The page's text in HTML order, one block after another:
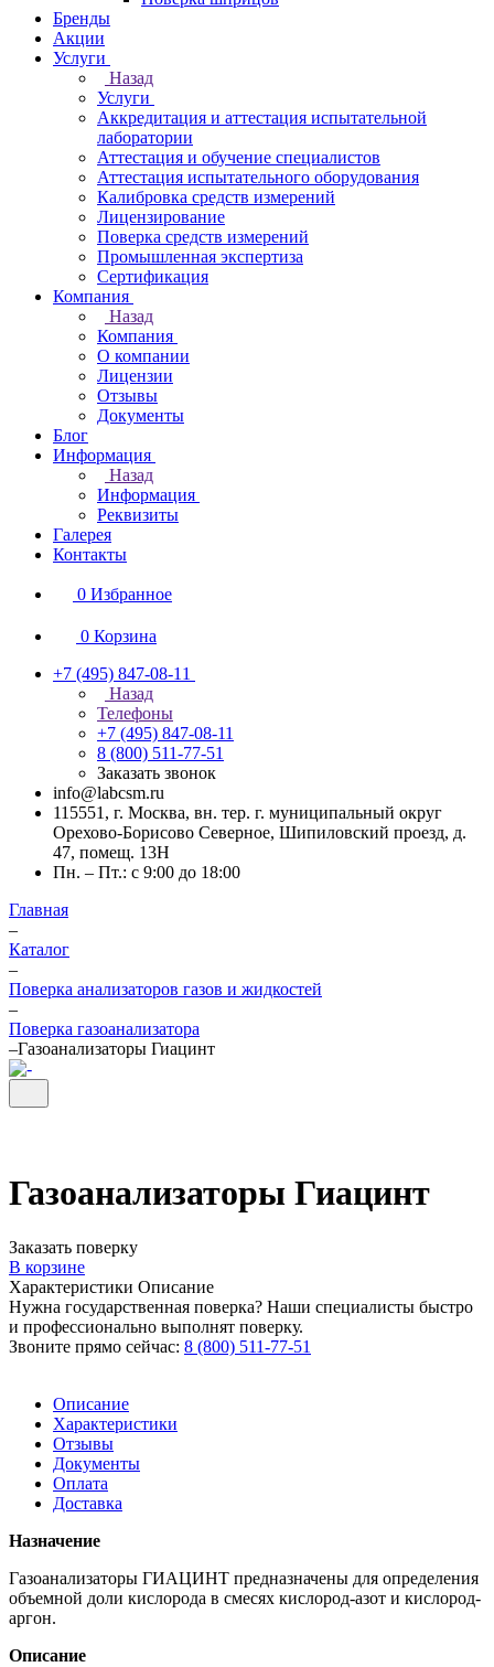
Бренды
Акции
Услуги
Назад
Услуги
Аккредитация и аттестация испытательной
лаборатории
Аттестация и обучение специалистов
Аттестация испытательного оборудования
Калибровка средств измерений
Лицензирование
Поверка средств измерений
Промышленная экспертиза
Сертификация
Компания
Назад
Компания
О компании
Лицензии
Отзывы
Документы
Блог
Информация
Назад
Информация
Реквизиты
Галерея
Контакты
0 Избранное
0 Корзина
+7 (495) 847-08-11
Назад
Телефоны
+7 (495) 847-08-11
8 (800) 511-77-51
Заказать звонок
info@labcsm.ru
115551, г. Москва, вн. тер. г. муниципальный округ
Орехово-Борисово Северное, Шипиловский проезд, д.
47, помещ. 13Н
Пн. – Пт.: с 9:00 до 18:00
Главная
–
Каталог
–
Поверка анализаторов газов и жидкостей
–
Поверка газоанализатора
–Газоанализаторы Гиацинт
Газоанализаторы Гиацинт
Заказать поверку
В корзине
Характеристики Описание
Нужна государственная поверка? Наши специалисты быстро
и профессионально выполнят поверку.
Звоните прямо сейчас: 8 (800) 511-77-51
Описание
Характеристики
Отзывы
Документы
Оплата
Доставка
Назначение
Газоанализаторы ГИАЦИНТ предназначены для определения
объемной доли кислорода в смесях кислород-азот и кислород-
аргон.
Описание